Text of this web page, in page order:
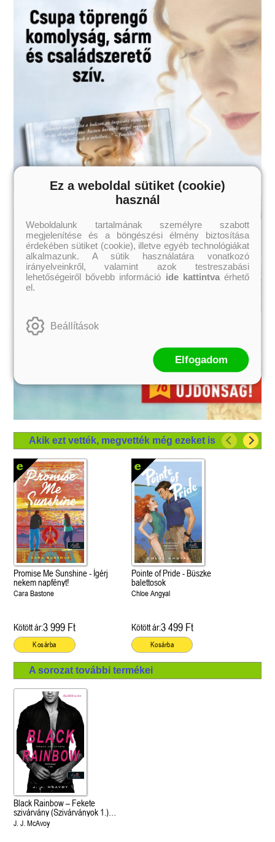
elvárásaim. Egy barátom ajánlására kezdtem bele, és kellemes
meglepetésként ért, hogy mennyire élvezem.
A Black Rainbow
igazán szórakoztató. Egy történet tiltott szerelemről és az
áldozatokról,
amelyeket a szeretteinkért hozunk.”
– Christy, goodreads.com –
Szereted az érzéki, de tartalmas könyveket?
Vidd haza nyugodtan, tetszeni fog!
Felnőtt olvasóinknak ajánljuk!
Akik ezt vették, megvették még ezeket is
Promise Me Sunshine - Ígérj
nekem napfényt!
Cara Bastone
Kötött ár:3 999 Ft
Kosárba
Pointe of Pride - Büszke
balettosok
Chloe Angyal
Kötött ár:3 499 Ft
Kosárba
A sorozat további termékei
Black Rainbow – Fekete
szivárvány (Szivárványok 1.)
Önállóan is olvasható!
J. J. McAvoy
Ez a weboldal sütiket (cookie)
használ
Weboldalunk tartalmának személyre szabott
megjelenítése és a böngészési élmény biztosítása
érdekében sütiket (cookie), illetve egyéb technológiákat
alkalmazunk. A sütik használatára vonatkozó
irányelveinkről, valamint azok testreszabási
lehetőségeiről bővebb információ ide kattintvaérhető
el.
Beállítások
Elfogadom